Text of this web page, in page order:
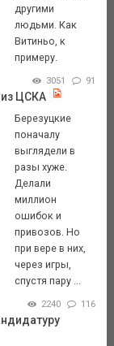
другими
людьми. Как
Витиньо, к
примеру.
3051 91
ЦСКА
Березуцкие
поначалу
выглядели в
разы хуже.
Делали
миллион
ошибок и
привозов. Но
при вере в них,
через игры,
спустя пару ...
2240 116